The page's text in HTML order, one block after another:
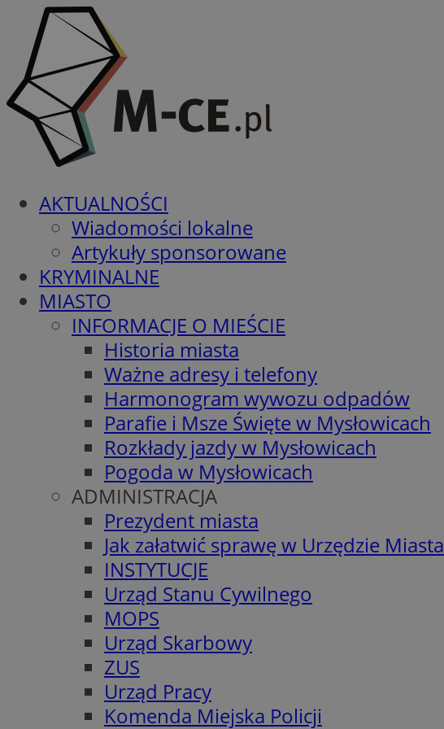
AKTUALNOŚCI
Wiadomości lokalne
Artykuły sponsorowane
KRYMINALNE
MIASTO
INFORMACJE O MIEŚCIE
Historia miasta
Ważne adresy i telefony
Harmonogram wywozu odpadów
Parafie i Msze Święte w Mysłowicach
Rozkłady jazdy w Mysłowicach
Pogoda w Mysłowicach
ADMINISTRACJA
Prezydent miasta
Jak załatwić sprawę w Urzędzie Miasta
INSTYTUCJE
Urząd Stanu Cywilnego
MOPS
Urząd Skarbowy
ZUS
Urząd Pracy
Komenda Miejska Policji